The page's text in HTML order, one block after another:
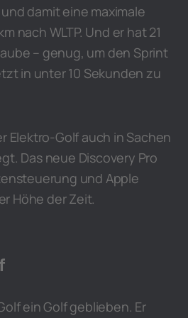
damit eine maximale
nach WLTP. Und er hat 21
– genug, um den Sprint
in unter 10 Sekunden zu
Elektro-Golf auch in Sachen
Das neue Discovery Pro
und Apple
Höhe der Zeit.
ein Golf geblieben. Er